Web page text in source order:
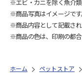
※エビ・カニを除く魚介
※商品写真はイメージです
※商品内容として記載さ
※商品の色は、印刷の都合
ホーム ペットストア